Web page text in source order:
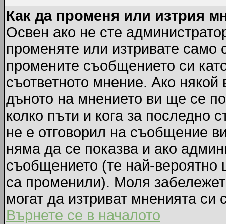
Как да променя или изтрия
Освен ако не сте
променяте или изтривате
промените съобщението си
съответното мнение. Ако
дъното на мнението ви ще се
колко пъти и кога за последно
не е отговорил на съобщение
няма да се показва и ако
съобщението (те най-
са променили). Моля
могат да изтриват мненията си
Върнете се в началото